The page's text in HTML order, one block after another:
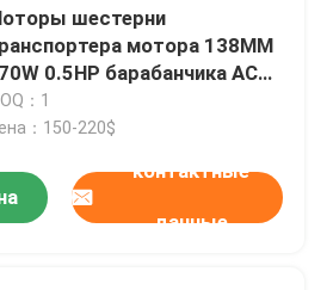
шестерни
мотора 138MM
0.5HP барабанчика AC
электрические
：1
：150-220$
контактные
данные